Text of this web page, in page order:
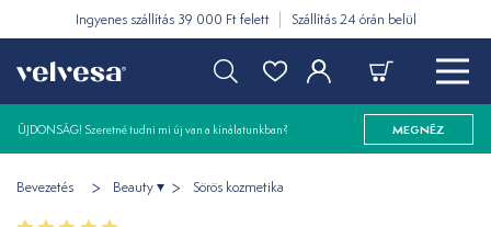
Ingyenes szállítás 39 000 Ft felett Szállítás 24 órán belül
ÚJDONSÁG! Szeretné tudni mi új van a kínálatunkban? MEGNÉZ
Bevezetés Beauty Sörös kozmetika